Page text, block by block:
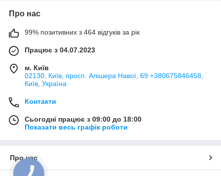
Про нас
99% позитивних з 464 відгуків за рік
Працює з 04.07.2023
м. Київ
02130, Київ, просп. Алішера Навої, 69 +380675846458,
Київ, Україна
Контакти
Сьогодні працює з 09:00 до 18:00
Показати весь графік роботи
Про нас